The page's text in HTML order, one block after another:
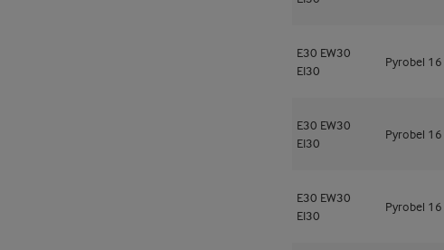
E30 EW30
EI30
Pyrobel 16
E30 EW30
EI30
Pyrobel 16
E30 EW30
EI30
Pyrobel 16